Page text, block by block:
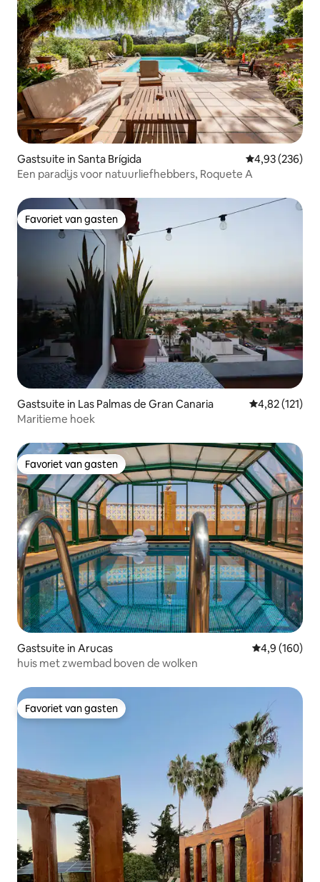
Gastsuite in Santa Brígida Gemiddelde
4,93 (236)
Een paradijs voor natuurliefhebbers, Roquete A
Favoriet van gasten
Favoriet van gasten
Gastsuite in Las Palmas de Gran Canaria Gemiddelde
4,82 (121)
Maritieme hoek
Favoriet van gasten
Favoriet van gasten
Gastsuite in Arucas Gemiddelde
4,9 (160)
huis met zwembad boven de wolken
Favoriet van gasten
Favoriet van gasten